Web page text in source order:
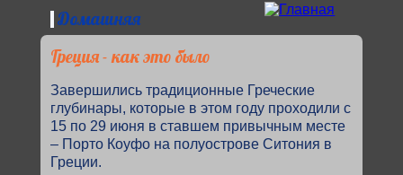
Перейти к основному содержанию
Домашняя
Вы здесь
Греция - как это было
Завершились традиционные Греческие
глубинары, которые в этом году проходили с
15 по 29 июня в ставшем привычным месте
– Порто Коуфо на полуострове Ситония в
Греции.